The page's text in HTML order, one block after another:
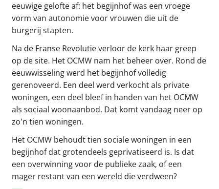
eeuwige gelofte af: het begijnhof was een vroege
vorm van autonomie voor vrouwen die uit de
burgerij stapten.
Na de Franse Revolutie verloor de kerk haar greep
op de site. Het OCMW nam het beheer over. Rond de
eeuwwisseling werd het begijnhof volledig
gerenoveerd. Een deel werd verkocht als private
woningen, een deel bleef in handen van het OCMW
als sociaal woonaanbod. Dat komt vandaag neer op
zo'n tien woningen.
Het OCMW behoudt tien sociale woningen in een
begijnhof dat grotendeels geprivatiseerd is. Is dat
een overwinning voor de publieke zaak, of een
mager restant van een wereld die verdween?